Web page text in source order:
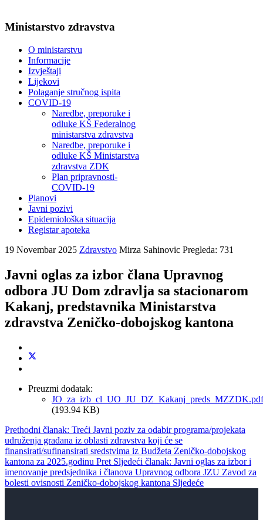
Ministarstvo zdravstva
O ministarstvu
Informacije
Izvještaji
Lijekovi
Polaganje stručnog ispita
COVID-19
Naredbe, preporuke i
odluke KŠ Federalnog
ministarstva zdravstva
Naredbe, preporuke i
odluke KŠ Ministarstva
zdravstva ZDK
Plan pripravnosti-
COVID-19
Planovi
Javni pozivi
Epidemiološka situacija
Registar apoteka
19 Novembar 2025 Zdravstvo Mirza Sahinovic Pregleda: 731
Javni oglas za izbor člana Upravnog
odbora JU Dom zdravlja sa stacionarom
Kakanj, predstavnika Ministarstva
zdravstva Zeničko-dobojskog kantona
Preuzmi dodatak:
JO_za_izb_cl_UO_JU_DZ_Kakanj_preds_MZZDK.pdf
(193.94 KB)
Prethodni članak: Treći Javni poziv za odabir programa/projekata
udruženja građana iz oblasti zdravstva koji će se
finansirati/sufinansirati sredstvima iz Budžeta Zeničko-dobojskog
kantona za 2025.godinu Pret Sljedeći članak: Javni oglas za izbor i
imenovanje predsjednika i članova Upravnog odbora JZU Zavod za
bolesti ovisnosti Zeničko-dobojskog kantona Sljedeće